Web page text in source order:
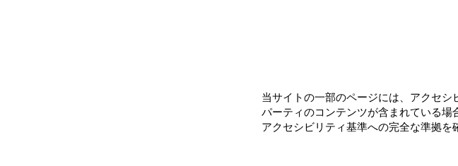
当サイトの一部のページには、アクセ
パーティのコンテンツが含まれている
アクセシビリティ基準への完全な準拠を